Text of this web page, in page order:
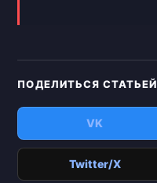
ПОДЕЛИТЬСЯ СТАТЬЕЙ
VK
Twitter/X